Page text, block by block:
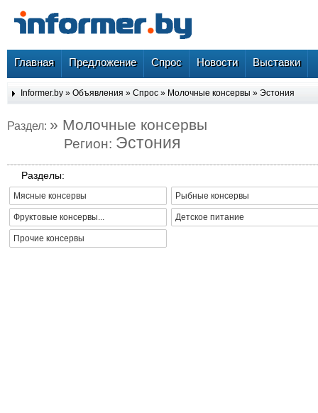
Главная Предложение Спрос Новости Выставки
Informer.by » Объявления » Спрос » Молочные консервы » Эстония
Раздел: » Молочные консервы
Регион: Эстония
Разделы:
Мясные консервы Рыбные консервы
Фруктовые консервы... Детское питание
Прочие консервы